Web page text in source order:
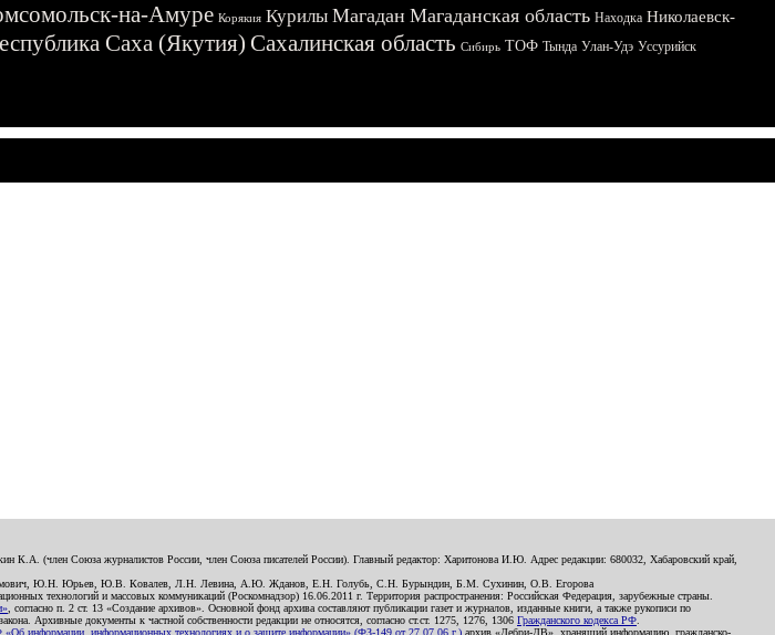
на-Амуре Корякия Курилы Магадан Магаданская область Находка Николаевск-
Саха (Якутия) Сахалинская область Сибирь ТОФ Тында Улан-Удэ Уссурийск
К.А. (член Союза журналистов России, член Союза писателей России). Главный редактор: Харитонова И.Ю. Адрес редакции: 680032, Хабаровский край,
Ю.Н. Юрьев, Ю.В. Ковалев, Л.Н. Левина, А.Ю. Жданов, Е.Н. Голубь, С.Н. Бурындин, Б.М. Сухинин, О.В. Егорова
технологий и массовых коммуникаций (Роскомнадзор) 16.06.2011 г. Территория распространения: Российская Федерация, зарубежные страны.
, согласно п. 2 ст. 13 «Создание архивов». Основной фонд архива составляют публикации газет и журналов, изданные книги, а также рукописи по
Архивные документы к частной собственности редакции не относятся, согласно ст.ст. 1275, 1276, 1306 Гражданского кодекса РФ
«Об информации, информационных технологиях и о защите информации» (ФЗ-149 от 27.07.06 г.) архив «Дебри-ДВ», хранящий информацию, гражданско-